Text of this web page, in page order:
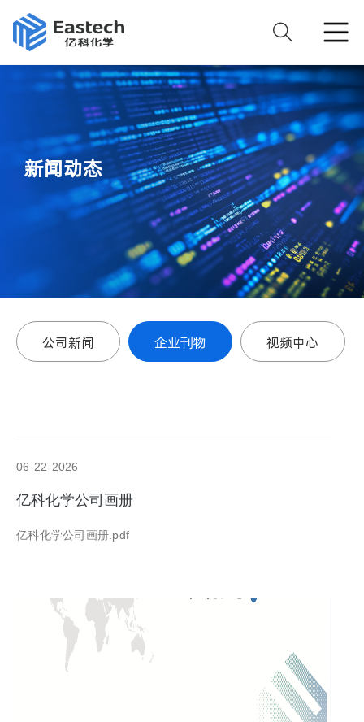
新闻动态
公司新闻 企业刊物 视频中心
06-22-2026
亿科化学公司画册
亿科化学公司画册.pdf